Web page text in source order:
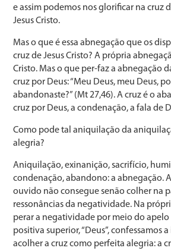
e assim podemos nos glorificar na cruz
Jesus Cristo.
Mas o que é essa abnegação que os
cruz de Jesus Cristo? A própria
Cristo. Mas o que per-faz a abnegação
cruz por Deus: “Meu Deus, meu Deus,
abandonaste?” (Mt 27,46). A cruz é o
cruz por Deus, a condenação, a fala de
Como pode tal aniquilação da
alegria?
Aniquilação, exinanição, sacrifício,
condenação, abandono: a abnegação.
ouvido não consegue senão colher na
ressonâncias da negatividade. Na
perar a negatividade por meio do apelo
positiva superior, “Deus”, confessamos
acolher a cruz como perfeita alegria: a